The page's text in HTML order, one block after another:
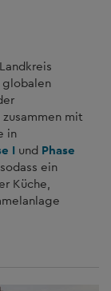
globalen
mit
in
I und Phase
ein
Küche,